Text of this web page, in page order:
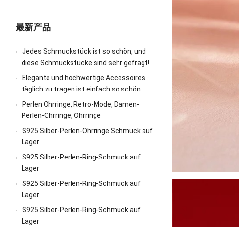
最新产品
Jedes Schmuckstück ist so schön, und
diese Schmuckstücke sind sehr gefragt!
Elegante und hochwertige Accessoires
täglich zu tragen ist einfach so schön.
Perlen Ohrringe, Retro-Mode, Damen-
Perlen-Ohrringe, Ohrringe
S925 Silber-Perlen-Ohrringe Schmuck auf
Lager
S925 Silber-Perlen-Ring-Schmuck auf
Lager
S925 Silber-Perlen-Ring-Schmuck auf
Lager
S925 Silber-Perlen-Ring-Schmuck auf
Lager